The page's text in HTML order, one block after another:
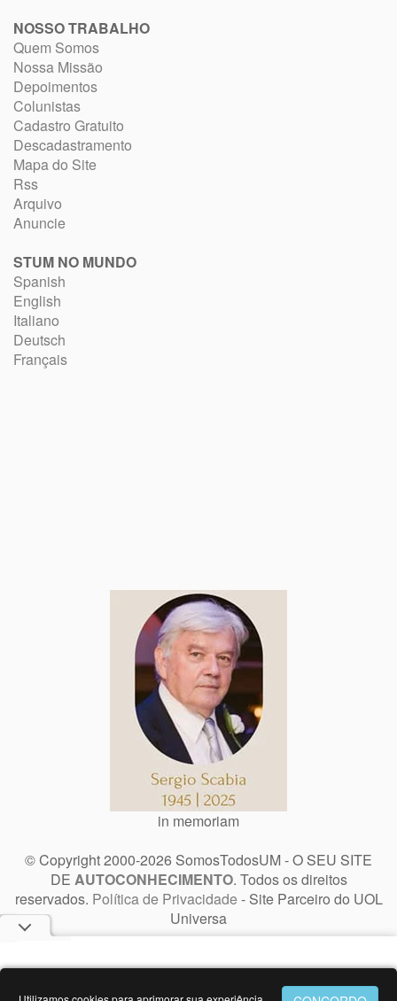
NOSSO TRABALHO
Quem Somos
Nossa Missão
Depoimentos
Colunistas
Cadastro Gratuito
Descadastramento
Mapa do Site
Rss
Arquivo
Anuncie
STUM NO MUNDO
Spanish
English
Italiano
Deutsch
Français
in memoriam
© Copyright 2000-2026 SomosTodosUM - O SEU SITE
DE AUTOCONHECIMENTO. Todos os direitos
reservados. Política de Privacidade - Site Parceiro do UOL
Universa